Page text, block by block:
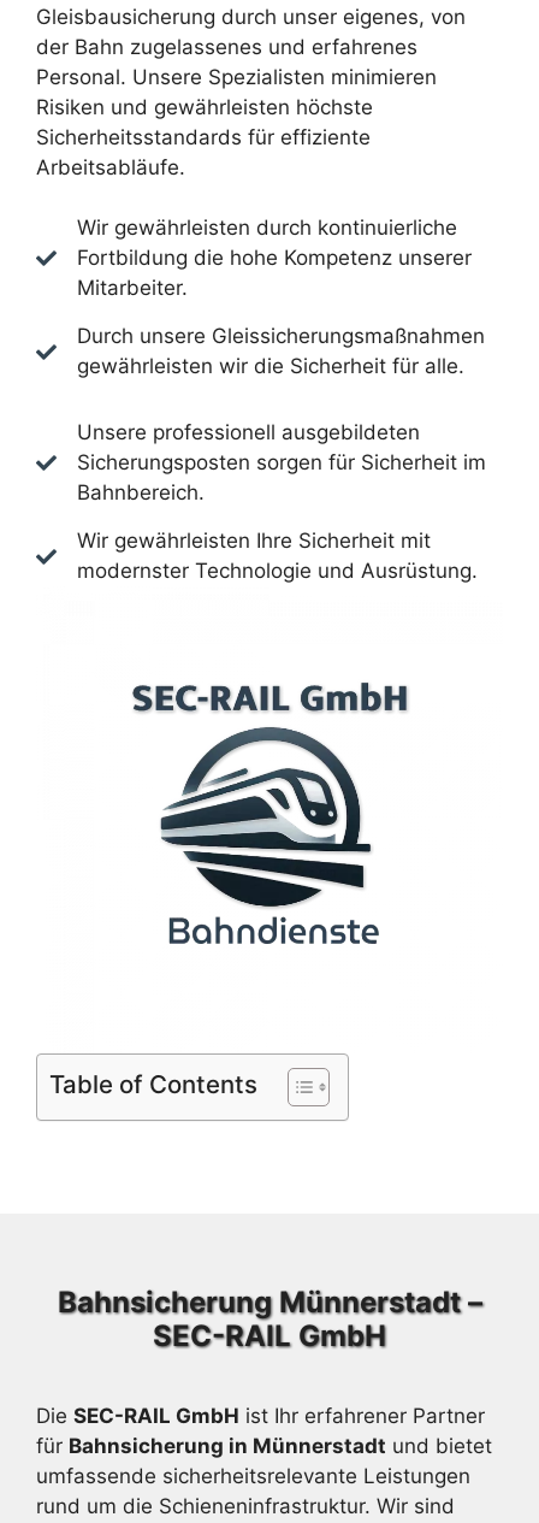
Gleisbausicherung durch unser eigenes, von
der Bahn zugelassenes und erfahrenes
Personal. Unsere Spezialisten minimieren
Risiken und gewährleisten höchste
Sicherheitsstandards für effiziente
Arbeitsabläufe.
Wir gewährleisten durch kontinuierliche
Fortbildung die hohe Kompetenz unserer
Mitarbeiter.
Durch unsere Gleissicherungsmaßnahmen
gewährleisten wir die Sicherheit für alle.
Unsere professionell ausgebildeten
Sicherungsposten sorgen für Sicherheit im
Bahnbereich.
Wir gewährleisten Ihre Sicherheit mit
modernster Technologie und Ausrüstung.
Table of Contents
Bahnsicherung Münnerstadt –
SEC-RAIL GmbH
Die SEC-RAIL GmbH ist Ihr erfahrener Partner
für Bahnsicherung in Münnerstadt und bietet
umfassende sicherheitsrelevante Leistungen
rund um die Schieneninfrastruktur. Wir sind